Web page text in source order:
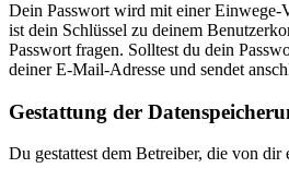
Dein Passwort wird mit einer Einwege-
ist dein Schlüssel zu deinem
Passwort fragen. Solltest du dein
deiner E-Mail-Adresse und sendet
Gestattung der
Du gestattest dem Betreiber, die von